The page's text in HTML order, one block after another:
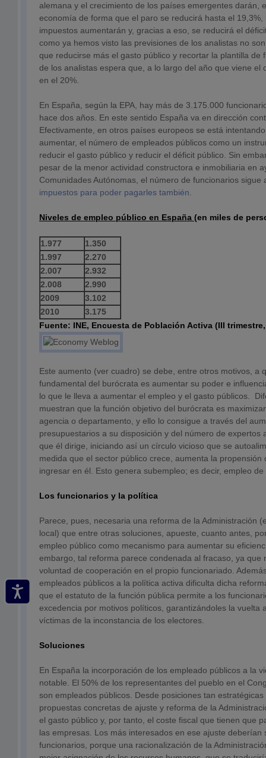
alemana y el crecimiento de los países emergentes darán,
economía de forma que el paro se reducirá hasta el 19,3%,
impuestos aumentarán y, gracias a eso, se reducirá el
como ya hemos visto las previsiones de los analistas no
que reducirse más el gasto público y recortar la plantilla de
de los analistas espera que, a lo largo del año que viene el
en el 20%.
En España, según la EPA, hay más de 3.175.000
hace dos años. En este sentido España va en dirección
Efectivamente, en otros países europeos se está
aumentar, el número de empleados públicos como un
reducir el gasto público y reducir el déficit público. Sin
pesar de la menor actividad constructora e inmobiliaria en
Comunidades Autónomas, el número de funcionarios
impuestos para poder pagarles también
Niveles de empleo público en España (en miles de
1.977
1.350
1.997
2.270
2.007
2.932
2.008
2.990
2009
3.102
2010
3.175
Fuente: INE, Encuesta de Población Activa (III
Este aumento (ver cuadro) se debe, entre otros motivos, a
fundamental del burócrata es aumentar su poder e
lo que le lleva a aumentar el empleo y el gasto públicos.
muestran que la función objetivo del burócrata es
agencia o departamento, y ello lo consigue a través del
presupuestarios a su disposición y del número de expertos
que él dirige, iniciando así un círculo vicioso que se
medida que el sector público crece, aumenta la propensión
ingresar en él. Esto genera subempleo; es decir, empleo
Los funcionarios y la política
Parece, pues, necesaria una reforma de la Administración
local) que entre otras soluciones, apueste, cuanto antes,
empleo público como mecanismo para aumentar su
embargo, tal reforma parece condenada al fracaso, ya que
voluntad de cooperación en el propio funcionariado.
empleados públicos a la política activa dificulta dicha
que el estatuto de la función pública permite a los
excedencia por motivos políticos, garantizándoles la vuelta
víctimas de la inconstancia de los electores.
Soluciones
En España la incorporación de los empleado públicos a la
notable. El 50% de los representantes del pueblo en el
son empleados públicos. Desde posiciones tan
propuestas concretas de ajuste y reforma de la
el gasto público y, por tanto, el coste fiscal que tienen que
las empresas. Los más interesados en ese ajuste deberían
funcionarios, porque una racionalización de la